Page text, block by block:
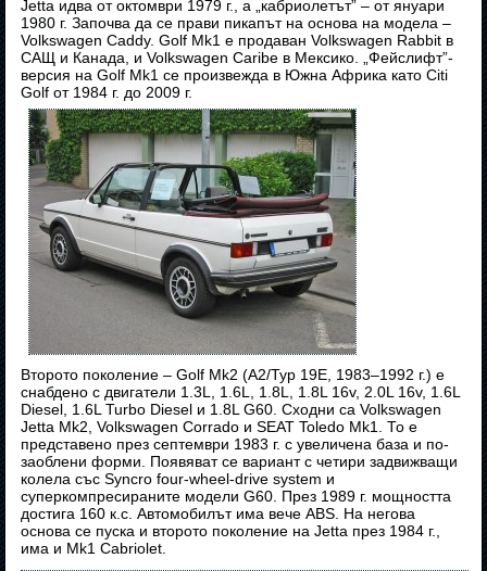
Jetta идва от октомври 1979 г., а „кабриолетът” – от януари
1980 г. Започва да се прави пикапът на основа на модела –
Volkswagen Caddy. Golf Mk1 е продаван Volkswagen Rabbit в
САЩ и Канада, и Volkswagen Caribe в Мексико. „Фейслифт”-
версия на Golf Mk1 се произвежда в Южна Африка като Citi
Golf от 1984 г. до 2009 г.
Второто поколение – Golf Mk2 (A2/Typ 19E, 1983–1992 г.) е
снабдено с двигатели 1.3L, 1.6L, 1.8L, 1.8L 16v, 2.0L 16v, 1.6L
Diesel, 1.6L Turbo Diesel и 1.8L G60. Сходни са Volkswagen
Jetta Mk2, Volkswagen Corrado и SEAT Toledo Mk1. То е
представено през септември 1983 г. с увеличена база и по-
заоблени форми. Появяват се вариант с четири задвижващи
колела със Syncro four-wheel-drive system и
суперкомпресираните модели G60. През 1989 г. мощността
достига 160 к.с. Автомобилът има вече ABS. На негова
основа се пуска и второто поколение на Jetta през 1984 г.,
има и Mk1 Cabriolet.